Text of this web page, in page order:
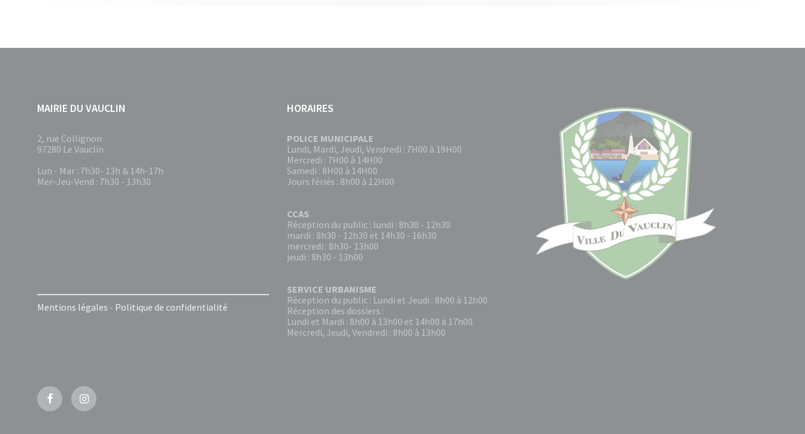
MAIRIE DU VAUCLIN
2, rue Collignon
97280 Le Vauclin
Lun - Mar : 7h30- 13h & 14h-17h
Mer-Jeu-Vend : 7h30 - 13h30
Mentions légales - Politique de confidentialité
HORAIRES
POLICE MUNICIPALE
Lundi, Mardi, Jeudi, Vendredi : 7H00 à 19H00
Mercredi : 7H00 à 14H00
Samedi : 8H00 à 14H00
Jours fériés : 8h00 à 12H00
CCAS
Réception du public : lundi : 8h30 - 12h30
mardi : 8h30 - 12h30 et 14h30 - 16h30
mercredi : 8h30- 13h00
jeudi : 8h30 - 13h00
SERVICE URBANISME
Réception du public : Lundi et Jeudi : 8h00 à 12h00
Réception des dossiers :
Lundi et Mardi : 8h00 à 13h00 et 14h00 à 17h00.
Mercredi, Jeudi, Vendredi : 8h00 à 13h00
FacebookInstagram